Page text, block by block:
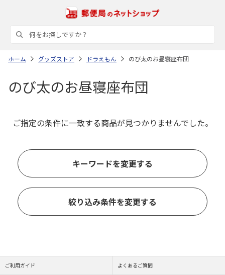
ホーム グッズストア ドラえもん のび太のお昼寝座布団
のび太のお昼寝座布団
ご指定の条件に一致する商品が見つかりませんでした。
キーワードを変更する
絞り込み条件を変更する
ご利用ガイド よくあるご質問